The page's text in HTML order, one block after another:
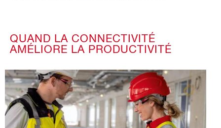
QUAND LA CONNECTIVITÉ
AMÉLIORE LA PRODUCTIVITÉ